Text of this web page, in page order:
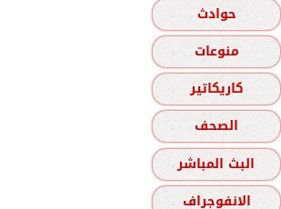
حوادث
منوعات
كاريكاتير
الصحف
البث المباشر
الانفوجراف